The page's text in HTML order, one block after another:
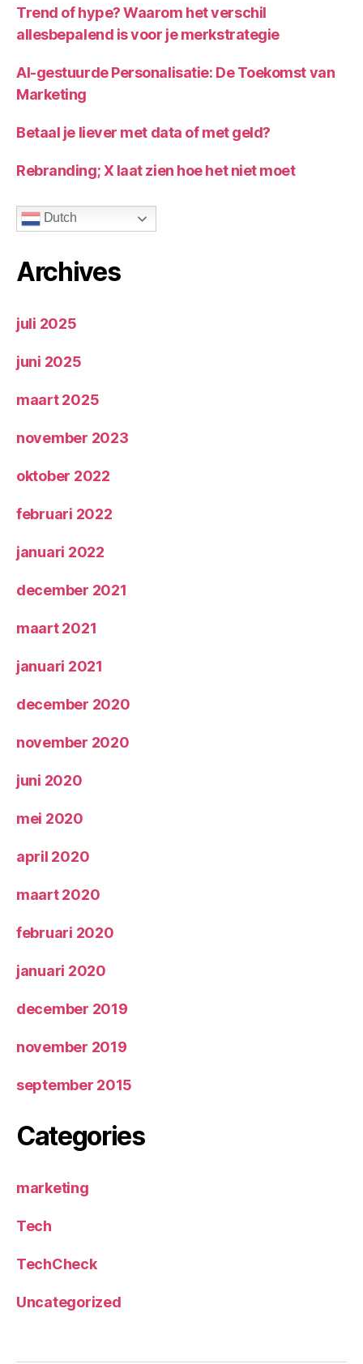
o
d
Trend of hype? Waarom het verschil
allesbepalend is voor je merkstrategie
AI-gestuurde Personalisatie: De Toekomst van
Marketing
Betaal je liever met data of met geld?
Rebranding; X laat zien hoe het niet moet
Dutch
Archives
juli 2025
juni 2025
maart 2025
november 2023
oktober 2022
februari 2022
januari 2022
december 2021
maart 2021
januari 2021
december 2020
november 2020
juni 2020
mei 2020
april 2020
maart 2020
februari 2020
januari 2020
december 2019
november 2019
september 2015
Categories
marketing
Tech
TechCheck
Uncategorized